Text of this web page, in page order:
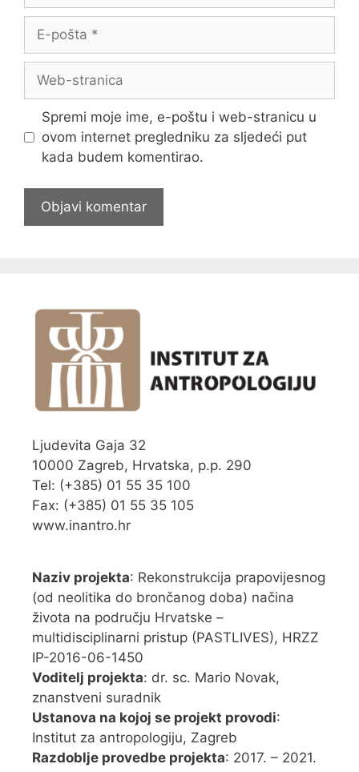
pošta
Web-
Spremi moje ime, e-poštu i web-stranicu u
ovom internet pregledniku za sljedeći put
kada budem komentirao.
Ljudevita Gaja 32
10000 Zagreb, Hrvatska, p.p. 290
Tel: (+385) 01 55 35 100
Fax: (+385) 01 55 35 105
www.inantro.hr
Naziv projekta: Rekonstrukcija prapovijesnog
(od neolitika do brončanog doba) načina
života na području Hrvatske –
multidisciplinarni pristup (PASTLIVES), HRZZ
IP-2016-06-1450
Voditelj projekta: dr. sc. Mario Novak,
znanstveni suradnik
Ustanova na kojoj se projekt provodi:
Institut za antropologiju, Zagreb
Razdoblje provedbe projekta: 2017. – 2021.